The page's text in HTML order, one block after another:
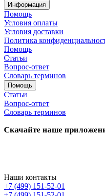
Информация
Помощь
Условия оплаты
Условия доставки
Политика
Помощь
Статьи
Вопрос-ответ
Словарь терминов
Помощь
Статьи
Вопрос-ответ
Словарь терминов
Скачайте наше
Наши контакты
+7 (499) 151-52-01